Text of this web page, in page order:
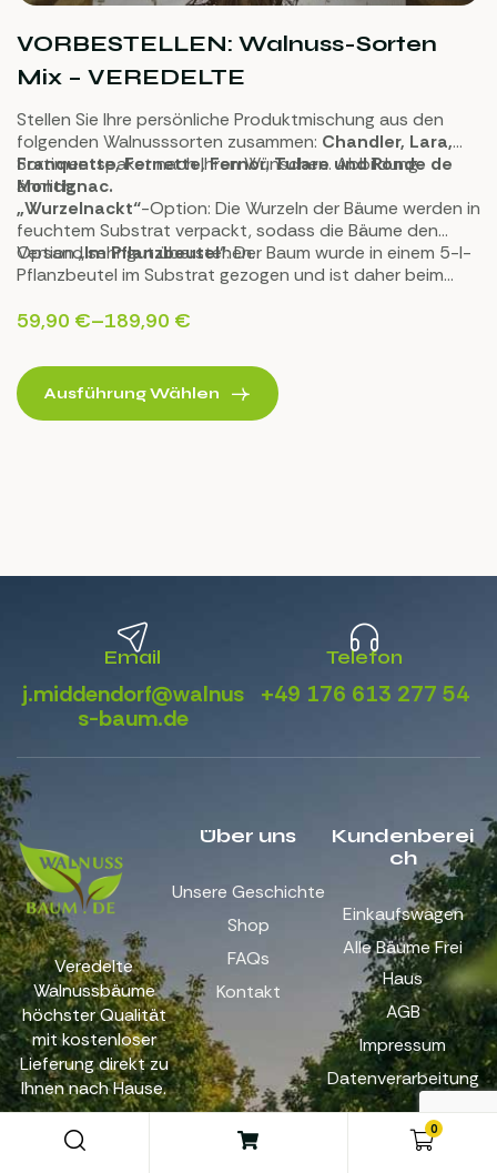
VORBESTELLEN: Walnuss-Sorten
Mix – VEREDELTE
Stellen Sie Ihre persönliche Produktmischung aus den
folgenden Walnusssorten zusammen: Chandler, Lara,
Franquette, Fernette, Fernor,Tulare und Ronde de
Montignac.
Sortimentspaket nach Ihren Wünschen. Abbildung
ähnlich.
„Wurzelnackt“-Option: Die Wurzeln der Bäume werden in
feuchtem Substrat verpackt, sodass die Bäume den
Versand sehr gut überstehen.
Option „Im Pflanzbeutel“: Der Baum wurde in einem 5-l-
Pflanzbeutel im Substrat gezogen und ist daher beim
ausgesetzt.
59,90 €–189,90 €
Ausführung Wählen
0
Email
j.middendorf@walnus
s-baum.de
Telefon
+49 176 613 277 54
Über uns
Unsere Geschichte
Shop
FAQs
Kontakt
Kundenberei
ch
Einkaufswagen
Alle Bäume Frei
Haus
AGB
Impressum
Datenverarbeitung
Veredelte
Walnussbäume
höchster Qualität
mit kostenloser
Lieferung direkt zu
Ihnen nach Hause.